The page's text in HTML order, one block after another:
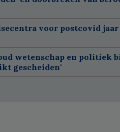
voor postcovid
wetenschap en politiek
gescheiden'